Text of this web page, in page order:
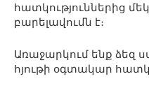
հատկություններից
բարելավումն է։
Առաջարկում ենք ձեզ
հյութի օգտակար